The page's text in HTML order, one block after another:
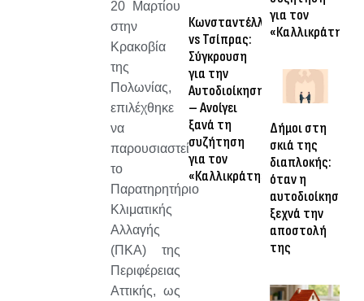
20 Μαρτίου
στην
Κρακοβία
της
Πολωνίας,
επιλέχθηκε
να
παρουσιαστεί
το
Παρατηρητήριο
Κλιματικής
Αλλαγής
(ΠΚΑ) της
Περιφέρειας
Αττικής, ως
Κωνσταντέλλος
vs Τσίπρας:
Σύγκρουση
για την
Αυτοδιοίκηση
– Ανοίγει
ξανά τη
συζήτηση
για τον
«Καλλικράτη»
για τον
«Καλλικράτη»
Δήμοι στη
σκιά της
διαπλοκής:
όταν η
αυτοδιοίκηση
ξεχνά την
αποστολή
της